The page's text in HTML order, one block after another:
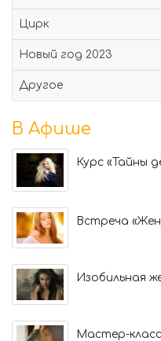
Цирк
Новый год 2023
Другое
В Афише
Курс «Тайны
Встреча
Изобильная
Мастер-